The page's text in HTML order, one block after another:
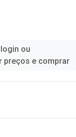
ou
preços e comprar